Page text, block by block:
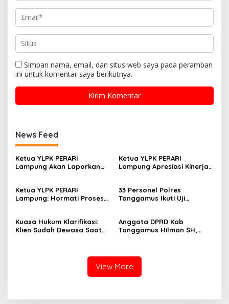
Simpan nama, email, dan situs web saya pada peramban
ini untuk komentar saya berikutnya.
News Feed
Ketua YLPK PERARI
Lampung Akan Laporkan
Dicemarkan”
Ketua YLPK PERARI
Lampung Apresiasi Kinerja
Putra Masuk Tahap
Perkembangan
Ketua YLPK PERARI
Lampung: Hormati Proses
Isu Pergantian Sekda dan
Dugaan Makar ini Akan Kita
33 Personel Polres
Tanggamus Ikuti Uji
Senpi
Kuasa Hukum Klarifikasi:
Klien Sudah Dewasa Saat
Anggota DPRD Kab
Tanggamus Hilman SH,
View More